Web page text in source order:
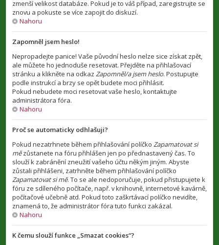
zmenší velikost databáze. Pokud je to váš případ, zaregistrujte se
znovu a pokuste se více zapojit do diskuzí.
Nahoru
Zapomněl jsem heslo!
Nepropadejte panice! Vaše původní heslo nelze sice získat zpět,
ale můžete ho jednoduše resetovat. Přejděte na přihlašovací
stránku a klikněte na odkaz Zapomněl/a jsem heslo. Postupujte
podle instrukcí a brzy se opět budete moci přihlásit.
Pokud nebudete moci resetovat vaše heslo, kontaktujte
administrátora fóra.
Nahoru
Proč se automaticky odhlašuji?
Pokud nezatrhnete během přihlašování políčko Zapamatovat si
mězůstanete na fóru přihlášen jen po přednastavený čas. To
slouží k zabránění zneužití vašeho účtu někým jiným. Abyste
zůstali přihlášeni, zatrhněte během přihlašování políčko
Zapamatovat si mě. To se ale nedoporučuje, pokud přistupujete k
fóru ze sdíleného počítače, např. v knihovně, internetové kavárně,
počítačové učebně atd. Pokud toto zaškrtávací políčko nevidíte,
znamená to, že administrátor fóra tuto funkci zakázal.
Nahoru
K čemu slouží funkce „Smazat cookies“?